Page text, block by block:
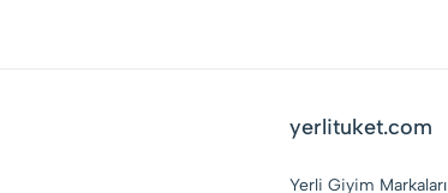
yerlituket.com
Yerli Giyim Markaları